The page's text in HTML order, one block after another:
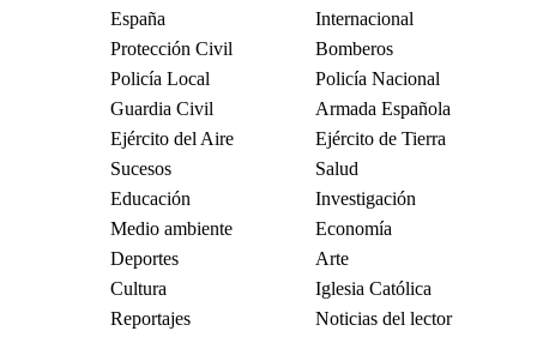
España
Internacional
Protección Civil
Bomberos
Policía Local
Policía Nacional
Guardia Civil
Armada Española
Ejército del Aire
Ejército de Tierra
Sucesos
Salud
Educación
Investigación
Medio ambiente
Economía
Deportes
Arte
Cultura
Iglesia Católica
Reportajes
Noticias del lector